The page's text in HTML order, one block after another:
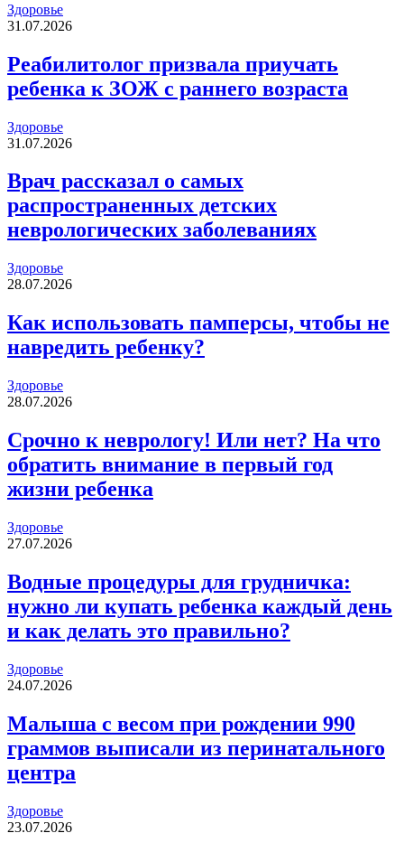
Здоровье
31.07.2026
Реабилитолог призвала приучать
ребенка к ЗОЖ с раннего возраста
Здоровье
31.07.2026
Врач рассказал о самых
распространенных детских
неврологических заболеваниях
Здоровье
28.07.2026
Как использовать памперсы, чтобы не
навредить ребенку?
Здоровье
28.07.2026
Срочно к неврологу! Или нет? На что
обратить внимание в первый год
жизни ребенка
Здоровье
27.07.2026
Водные процедуры для грудничка:
нужно ли купать ребенка каждый день
и как делать это правильно?
Здоровье
24.07.2026
Малыша с весом при рождении 990
граммов выписали из перинатального
центра
Здоровье
23.07.2026